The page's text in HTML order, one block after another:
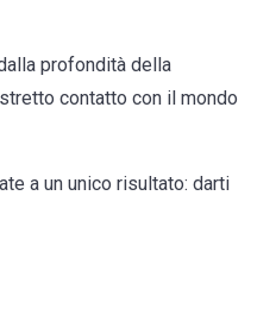
profondità della
contatto con il mondo
a un unico risultato: darti